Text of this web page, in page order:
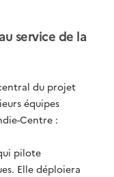
service de la
du projet
équipes
Centre :
pilote
Elle déploiera